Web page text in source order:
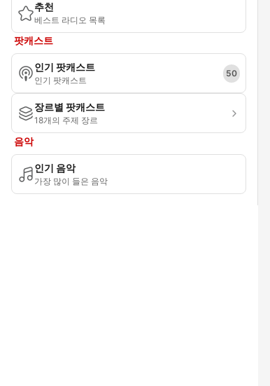
추천
베스트 라디오 목록
팟캐스트
인기 팟캐스트
인기 팟캐스트
50
장르별 팟캐스트
18개의 주제 장르
음악
인기 음악
가장 많이 들은 음악